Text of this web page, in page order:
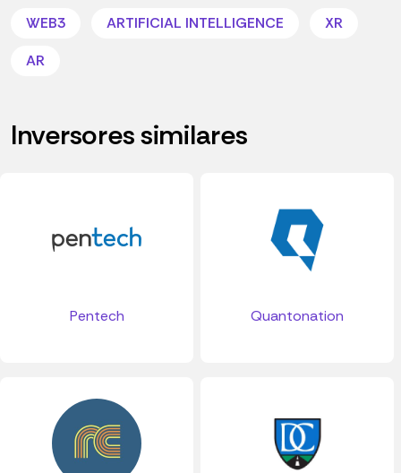
WEB3 ARTIFICIAL INTELLIGENCE
XR
AR
Inversores similares
Pentech Quantonation